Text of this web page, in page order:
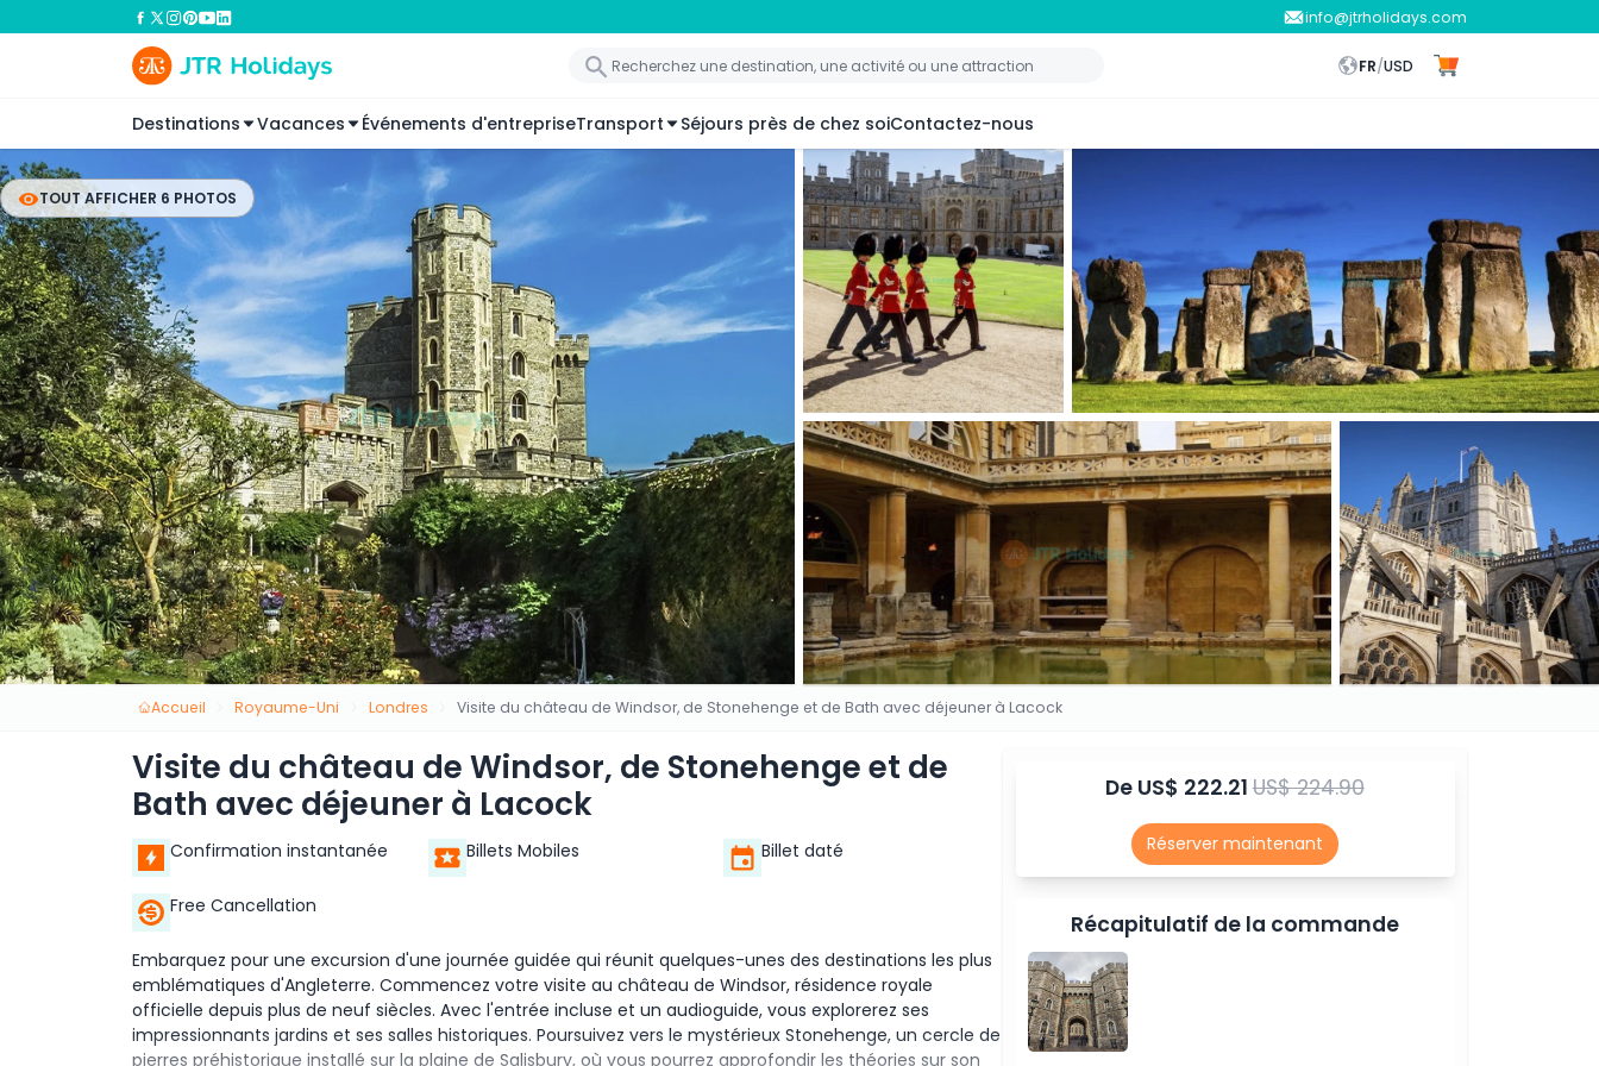
info@jtrholidays.com
FR/USD
Destinations Vacances Événements d'entrepriseTransport Séjours près de chez soiContactez-nous
TOUT AFFICHER 6 PHOTOS
Accueil Royaume-Uni Londres Visite du château de Windsor, de Stonehenge et de Bath avec déjeuner à Lacock
Visite du château de Windsor, de Stonehenge et de
Bath avec déjeuner à Lacock
Confirmation instantanée Billets Mobiles Billet daté
Free Cancellation
Embarquez pour une excursion d'une journée guidée qui réunit quelques-unes des destinations les plus
emblématiques d'Angleterre. Commencez votre visite au château de Windsor, résidence royale
officielle depuis plus de neuf siècles. Avec l'entrée incluse et un audioguide, vous explorerez ses
impressionnants jardins et ses salles historiques. Poursuivez vers le mystérieux Stonehenge, un cercle de
pierres préhistorique installé sur la plaine de Salisbury, où vous pourrez approfondir les théories sur son
De US$ 222.21US$ 224.90
Réserver maintenant
Récapitulatif de la commande